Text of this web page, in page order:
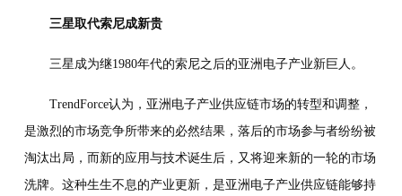
三星取代索尼成新贵
三星成为继1980年代的索尼之后的亚洲电子产业新巨人。
TrendForce认为，亚洲电子产业供应链市场的转型和调整，
是激烈的市场竞争所带来的必然结果，落后的市场参与者纷纷被
淘汰出局，而新的应用与技术诞生后，又将迎来新的一轮的市场
洗牌。这种生生不息的产业更新，是亚洲电子产业供应链能够持